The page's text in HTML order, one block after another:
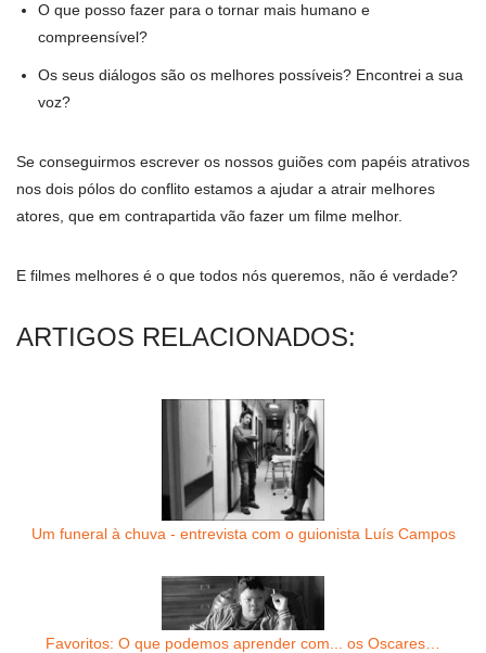
O que posso fazer para o tornar mais humano e
compreensível?
Os seus diálogos são os melhores possíveis? Encontrei a sua
voz?
Se conseguirmos escrever os nossos guiões com papéis atrativos
nos dois pólos do conflito estamos a ajudar a atrair melhores
atores, que em contrapartida vão fazer um filme melhor.
E filmes melhores é o que todos nós queremos, não é verdade?
ARTIGOS RELACIONADOS:
Um funeral à chuva - entrevista com o guionista Luís Campos
Favoritos: O que podemos aprender com... os Oscares…